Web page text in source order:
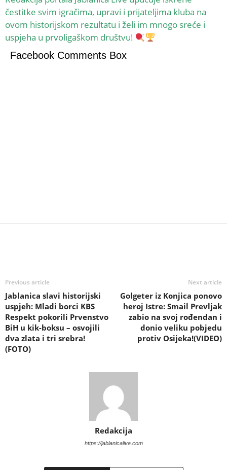
čestitke svim igračima, upravi i prijateljima kluba na
ovom historijskom rezultatu i želi im mnogo sreće i
uspjeha u prvoligaškom društvu!
Facebook Comments Box
Previous article
Jablanica slavi historijski
uspjeh: Mladi borci KBS
Respekt pokorili Prvenstvo
BiH u kik-boksu – osvojili
dva zlata i tri srebra!
(FOTO)
Next article
Golgeter iz Konjica ponovo
heroj Istre: Smail Prevljak
zabio na svoj rođendan i
donio veliku pobjedu
protiv Osijeka!(VIDEO)
Redakcija
https://jablanicalive.com